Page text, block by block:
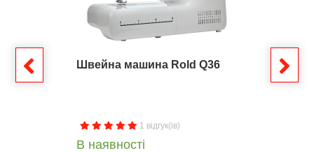
Швейна машина Rold Q36
1 відгук(ів)
В наявності